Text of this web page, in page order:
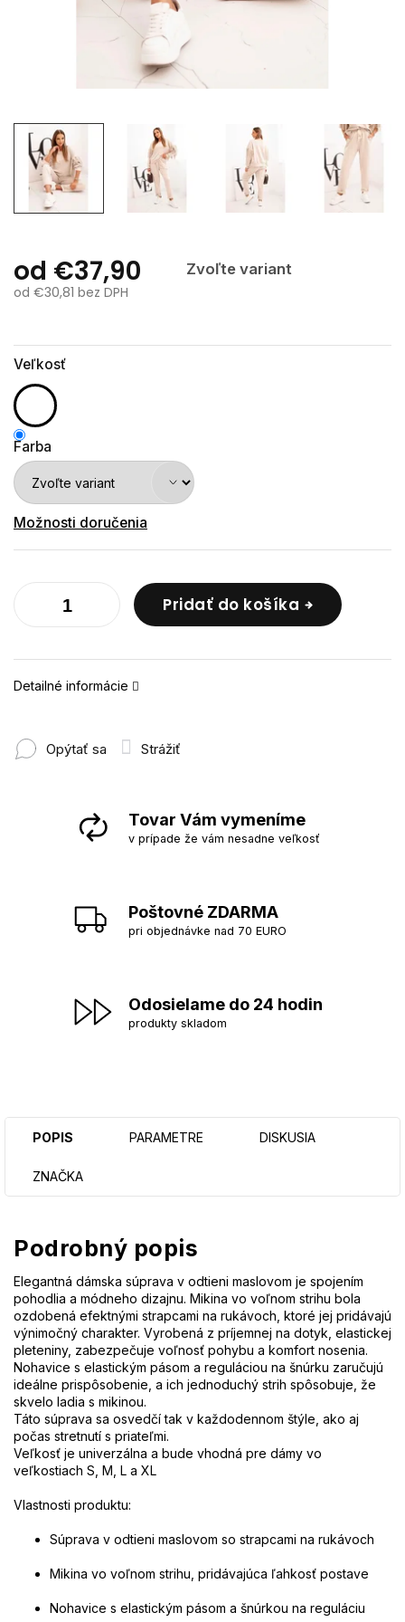
od €37,90
Zvoľte variant
od €30,81 bez DPH
Veľkosť
Farba
Možnosti doručenia
Pridať do košíka
Detailné informácie
Opýtať sa Strážiť
Tovar Vám vymeníme
v prípade že vám nesadne veľkosť
Poštovné ZDARMA
pri objednávke nad 70 EURO
Odosielame do 24 hodin
produkty skladom
POPIS PARAMETRE DISKUSIA
ZNAČKA
Podrobný popis
Elegantná dámska súprava v odtieni maslovom je spojením
pohodlia a módneho dizajnu. Mikina vo voľnom strihu bola
ozdobená efektnými strapcami na rukávoch, ktoré jej pridávajú
výnimočný charakter. Vyrobená z príjemnej na dotyk, elastickej
pleteniny, zabezpečuje voľnosť pohybu a komfort nosenia.
Nohavice s elastickým pásom a reguláciou na šnúrku zaručujú
ideálne prispôsobenie, a ich jednoduchý strih spôsobuje, že
skvelo ladia s mikinou.
Táto súprava sa osvedčí tak v každodennom štýle, ako aj
počas stretnutí s priateľmi.
Veľkosť je univerzálna a bude vhodná pre dámy vo
veľkostiach S, M, L a XL
Vlastnosti produktu:
Súprava v odtieni maslovom so strapcami na rukávoch
Mikina vo voľnom strihu, pridávajúca ľahkosť postave
Nohavice s elastickým pásom a šnúrkou na reguláciu